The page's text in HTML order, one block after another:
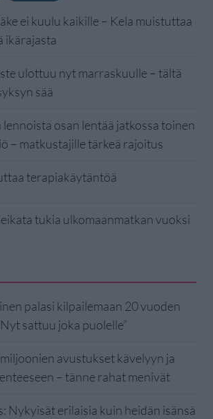
ei kuulu kaikille – Kela muistuttaa
ikärajasta
ulottuu nyt marraskuulle – tältä
sää
lennoista osan lentää jatkossa toinen
– matkustajille tärkeä rajoitus
terapiakäytäntöä
tukia ulkomaanmatkan vuoksi
palasi kilpailemaan 20 vuoden
sattuu joka puolelle”
avustukset kävelyyn ja
– tänne rahat menivät
Nykyisät erilaisia kuin heidän isänsä